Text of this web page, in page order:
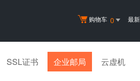
购物车 0 最
SSL证书 企业邮局 云虚机